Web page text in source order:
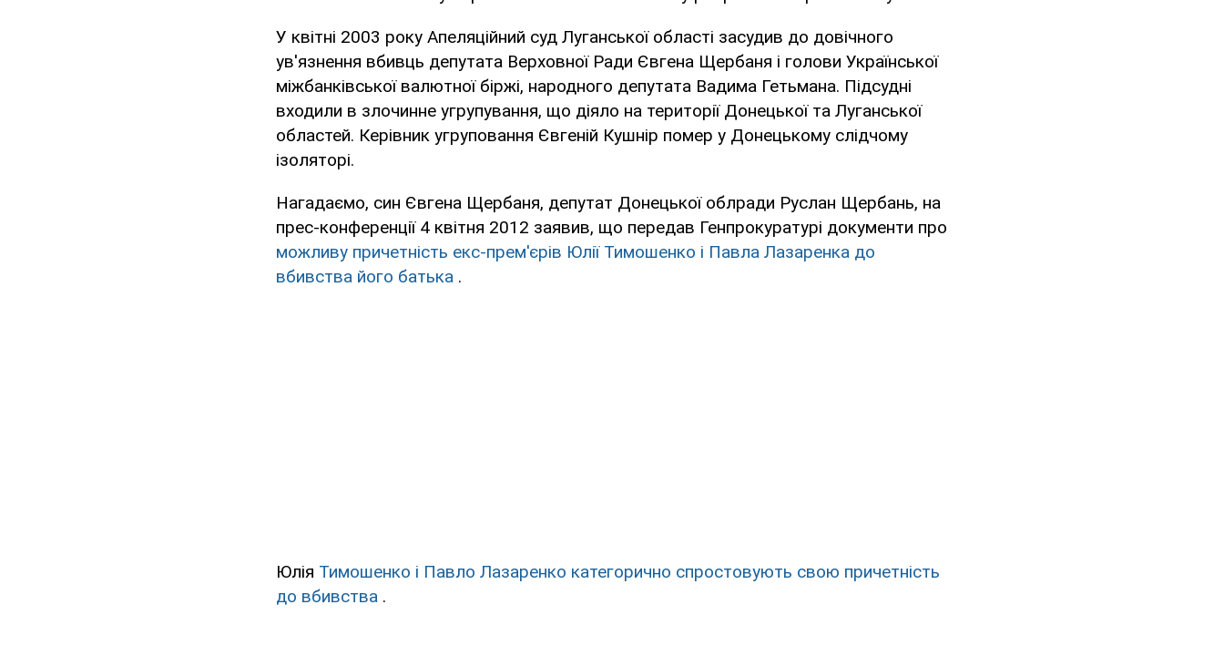
У квітні 2003 року Апеляційний суд Луганської області засудив до довічного
ув'язнення вбивць депутата Верховної Ради Євгена Щербаня і голови Української
міжбанківської валютної біржі, народного депутата Вадима Гетьмана. Підсудні
входили в злочинне угрупування, що діяло на території Донецької та Луганської
областей. Керівник угруповання Євгеній Кушнір помер у Донецькому слідчому
ізоляторі.
Нагадаємо, син Євгена Щербаня, депутат Донецької облради Руслан Щербань, на
прес-конференції 4 квітня 2012 заявив, що передав Генпрокуратурі документи про
можливу причетність екс-прем'єрів Юлії Тимошенко і Павла Лазаренка до
вбивства його батька .
Юлія Тимошенко і Павло Лазаренко категорично спростовують свою причетність
до вбивства .